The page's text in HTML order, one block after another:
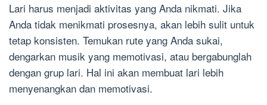
Lari harus menjadi aktivitas yang Anda nikmati. Jika
Anda tidak menikmati prosesnya, akan lebih sulit untuk
tetap konsisten. Temukan rute yang Anda sukai,
dengarkan musik yang memotivasi, atau bergabunglah
dengan grup lari. Hal ini akan membuat lari lebih
menyenangkan dan memotivasi.